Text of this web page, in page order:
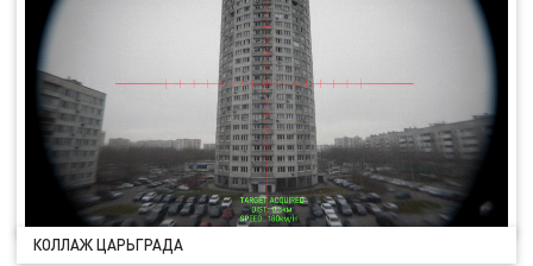
КОЛЛАЖ ЦАРЬГРАДА